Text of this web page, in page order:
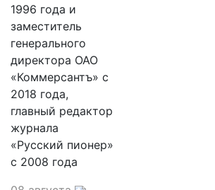
1996 года и
заместитель
генерального
директора ОАО
«Коммерсантъ» с
2018 года,
главный редактор
журнала
«Русский пионер»
с 2008 года